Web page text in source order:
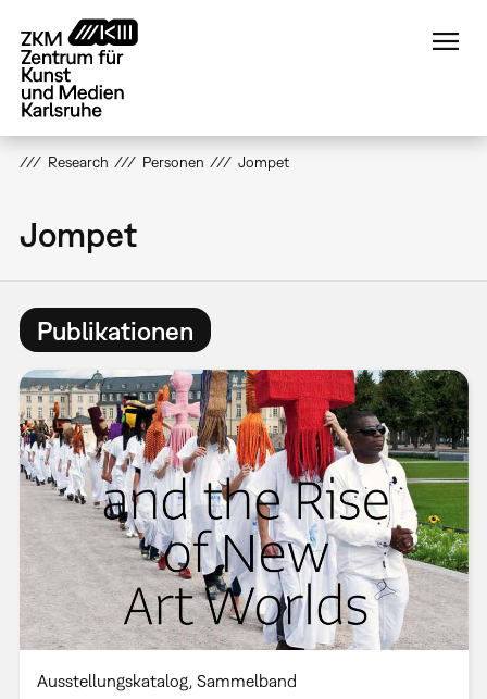
zum
Inhalt
Research Personen Jompet
Jompet
Publikationen
Ausstellungskatalog Sammelband